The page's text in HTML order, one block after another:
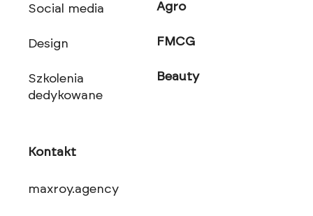
Social media
Design
Szkolenia
dedykowane
Kontakt
maxroy.agency
Agro
FMCG
Beauty